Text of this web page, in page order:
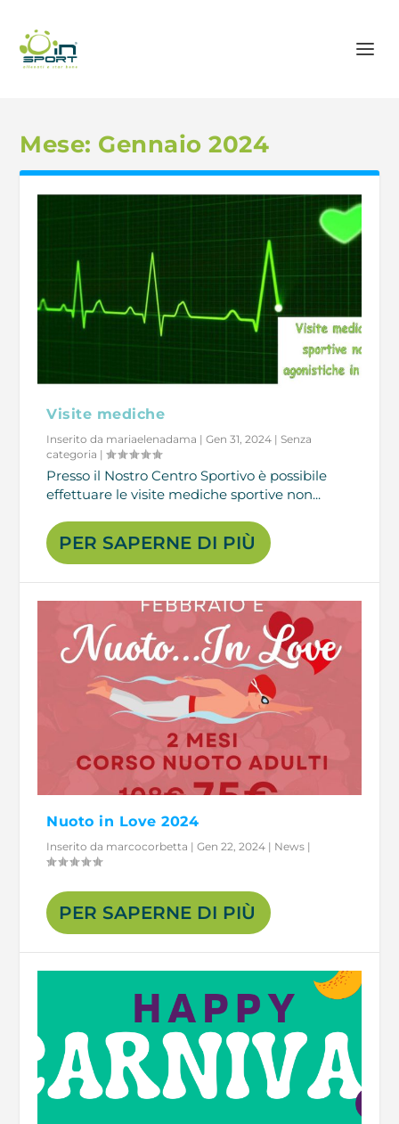
Mese: Gennaio 2024
Visite mediche
Inserito da mariaelenadama |Gen 31, 2024 |Senza
categoria |
Presso il Nostro Centro Sportivo è possibile
effettuare le visite mediche sportive non...
PER SAPERNE DI PIÙ
Nuoto in Love 2024
Inserito da marcocorbetta |Gen 22, 2024 | News |
PER SAPERNE DI PIÙ